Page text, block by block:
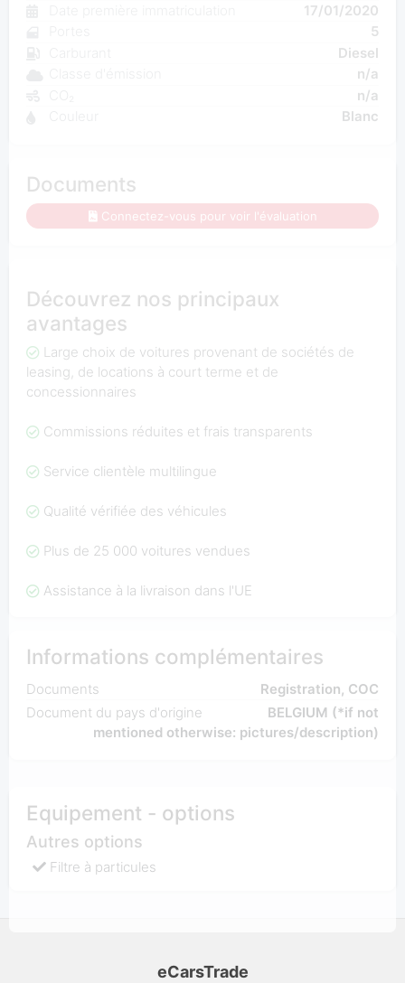
17/01/2020
5
Diesel
n/a
n/a
Blanc
Documents
Connectez-vous pour voir l'évaluation
Découvrez nos principaux
avantages
Large choix de voitures provenant de sociétés de
leasing, de locations à court terme et de
concessionnaires
Commissions réduites et frais transparents
Service clientèle multilingue
Qualité vérifiée des véhicules
Plus de 25 000 voitures vendues
Assistance à la livraison dans l'UE
Informations complémentaires
Documents
Registration, COC
Document du pays d'origine
BELGIUM (*if not
mentioned otherwise: pictures/description)
Equipement - options
Autres options
Filtre à particules
eCarsTrade